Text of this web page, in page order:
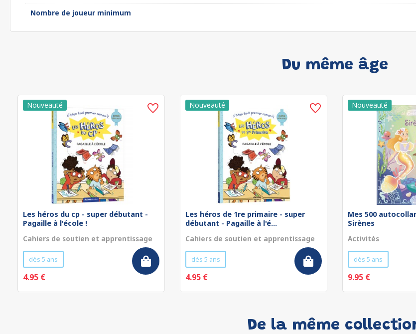
Nombre de joueur minimum
Du même âge
Les héros du cp - super débutant -
Pagaille à l'école !
Cahiers de soutien et apprentissage
dès 5 ans
4.95 €
Les héros de 1re primaire - super
débutant - Pagaille à l'é...
Cahiers de soutien et apprentissage
dès 5 ans
4.95 €
Mes 500
Sirènes
Activités
dès 5 ans
9.95 €
De la même